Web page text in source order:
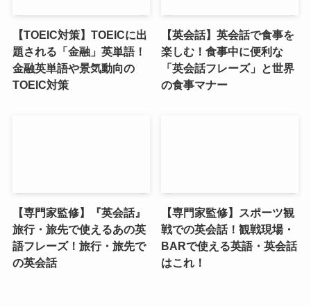
【TOEIC対策】TOEICに出
題される「金融」英単語！
金融英単語や景気動向の
TOEIC対策
【英会話】英会話で食事を
楽しむ！食事中に便利な
「英会話フレーズ」と世界
の食事マナー
【専門家監修】『英会話』
旅行・旅先で使えるあの英
語フレーズ！旅行・旅先で
の英会話
【専門家監修】スポーツ観
戦での英会話！観戦現場・
BARで使える英語・英会話
はこれ！